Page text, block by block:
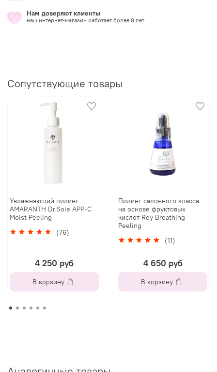
Нам доверяют клиенты
наш интернет-магазин работает более 8 лет
Сопутствующие товары
Увлажняющий пилинг
AMARANTH Dr.Soie APP-C
Moist Peeling
(76)
4 250 руб
В корзину
Пилинг салонного класса
на основе фруктовых
кислот Rey Breathing
Peeling
(11)
4 650 руб
В корзину